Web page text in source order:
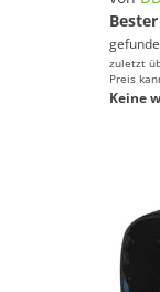
zuletzt
Preis
Keine